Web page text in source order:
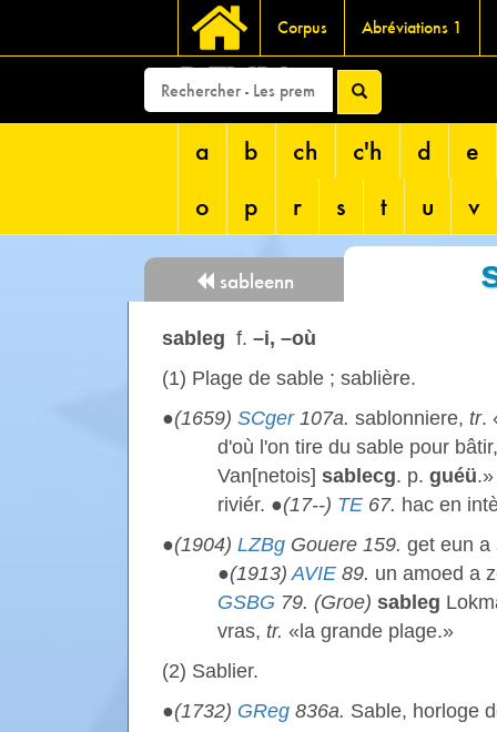
Corpus Abréviations 1
DEVRI
a b ch c'h d
e
o
p r s t u v
sableenn
sableg f. –i, –où
(1) Plage de sable ; sablière.
●(1659) SCger107a. sablonniere, tr.
d'où l'on tire du sable pour
Van[netois] sablecg. p. guéü
riviér. ●(17--) TE 67. hac en
●(1904) LZBg Gouere 159. get eun
●(1913)AVIE 89. un amoed a
GSBG 79. (Groe) sableg
vras, tr. «la grande plage.»
(2) Sablier.
●(1732) GReg 836a. Sable, horloge